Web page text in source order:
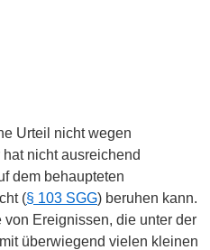
Urteil nicht wegen
nicht ausreichend
dem behaupteten
(§ 103 SGG) beruhen kann.
Ereignissen, die unter der
überwiegend vielen kleinen